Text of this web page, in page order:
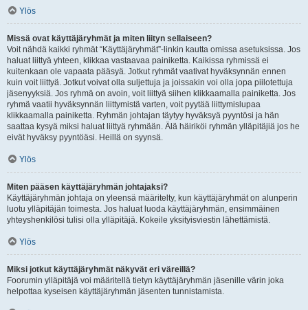
Ylös
Missä ovat käyttäjäryhmät ja miten liityn sellaiseen?
Voit nähdä kaikki ryhmät “Käyttäjäryhmät”-linkin kautta omissa asetuksissa. Jos
haluat liittyä yhteen, klikkaa vastaavaa painiketta. Kaikissa ryhmissä ei
kuitenkaan ole vapaata pääsyä. Jotkut ryhmät vaativat hyväksynnän ennen
kuin voit liittyä. Jotkut voivat olla suljettuja ja joissakin voi olla jopa piilotettuja
jäsenyyksiä. Jos ryhmä on avoin, voit liittyä siihen klikkaamalla painiketta. Jos
ryhmä vaatii hyväksynnän liittymistä varten, voit pyytää liittymislupaa
klikkaamalla painiketta. Ryhmän johtajan täytyy hyväksyä pyyntösi ja hän
saattaa kysyä miksi haluat liittyä ryhmään. Älä häiriköi ryhmän ylläpitäjiä jos he
eivät hyväksy pyyntöäsi. Heillä on syynsä.
Ylös
Miten pääsen käyttäjäryhmän johtajaksi?
Käyttäjäryhmän johtaja on yleensä määritelty, kun käyttäjäryhmät on alunperin
luotu ylläpitäjän toimesta. Jos haluat luoda käyttäjäryhmän, ensimmäinen
yhteyshenkilösi tulisi olla ylläpitäjä. Kokeile yksityisviestin lähettämistä.
Ylös
Miksi jotkut käyttäjäryhmät näkyvät eri väreillä?
Foorumin ylläpitäjä voi määritellä tietyn käyttäjäryhmän jäsenille värin joka
helpottaa kyseisen käyttäjäryhmän jäsenten tunnistamista.